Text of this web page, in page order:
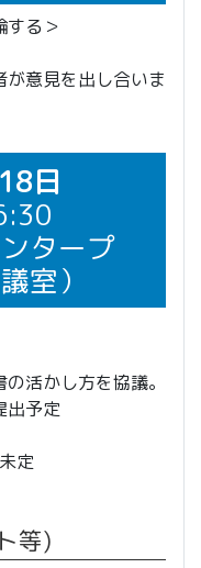
する＞
意見を出し合いま
日
タープ
室）
活かし方を協議。
出予定
定
等)